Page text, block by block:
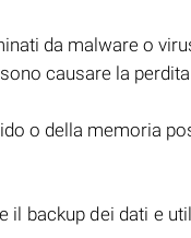
da malware o
causare la
o della memoria
il backup dei dati e